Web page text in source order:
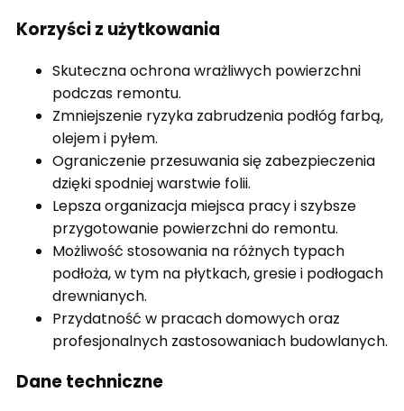
Korzyści z użytkowania
Skuteczna ochrona wrażliwych powierzchni
podczas remontu.
Zmniejszenie ryzyka zabrudzenia podłóg farbą,
olejem i pyłem.
Ograniczenie przesuwania się zabezpieczenia
dzięki spodniej warstwie folii.
Lepsza organizacja miejsca pracy i szybsze
przygotowanie powierzchni do remontu.
Możliwość stosowania na różnych typach
podłoża, w tym na płytkach, gresie i podłogach
drewnianych.
Przydatność w pracach domowych oraz
profesjonalnych zastosowaniach budowlanych.
Dane techniczne